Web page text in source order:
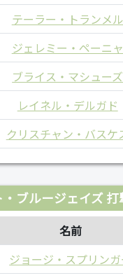
テーラー・トランメル
ジェレミー・ペーニャ
ブライス・マシューズ
レイネル・デルガド
クリスチャン・バスケ
・ブルージェイズ
名前
ジョージ・スプリンガ